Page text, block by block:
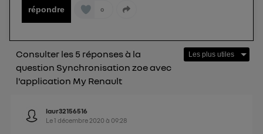
répondre 0
Consulter les 5 réponses à la
question Synchronisation zoe avec
l'application My Renault
laur32156516
Le1 décembre 2020 à 09:28
Pour plus d'informations, veuillez consulter
Politique d'information sur les données